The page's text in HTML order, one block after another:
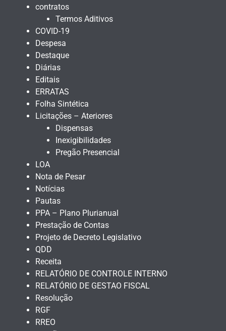
contratos
Termos Aditivos
COVID-19
Despesa
Destaque
Diárias
Editais
ERRATAS
Folha Sintética
Licitações – Ateriores
Dispensas
Inexigibilidades
Pregão Presencial
LOA
Nota de Pesar
Notícias
Pautas
PPA – Plano Plurianual
Prestação de Contas
Projeto de Decreto Legislativo
QDD
Receita
RELATÓRIO DE CONTROLE INTERNO
RELATÓRIO DE GESTAO FISCAL
Resolução
RGF
RREO